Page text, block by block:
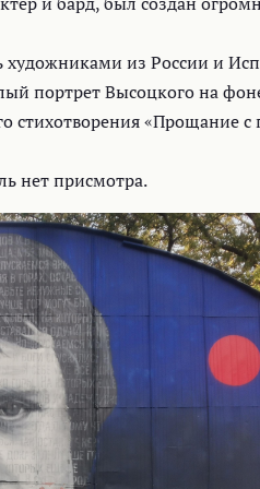
из России и
портрет Высоцкого на
«Прощание с
нет присмотра.